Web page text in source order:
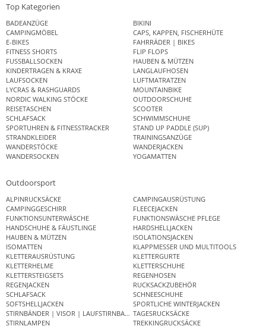
Top Kategorien
BADEANZÜGE
BIKINI
CAMPINGMÖBEL
CAPS, KAPPEN, FISCHERHÜTE
E-BIKES
FAHRRÄDER | BIKES
FITNESS SHORTS
FLIP FLOPS
FUSSBALLSOCKEN
HAUBEN & MÜTZEN
KINDERTRAGEN & KRAXE
LANGLAUFHOSEN
LAUFSOCKEN
LUFTMATRATZEN
LYCRAS & RASHGUARDS
MOUNTAINBIKE
NORDIC WALKING STÖCKE
OUTDOORSCHUHE
REISETASCHEN
SCOOTER
SCHLAFSACK
SCHWIMMSCHUHE
SPORTUHREN & FITNESSTRACKER
STAND UP PADDLE (SUP)
STRANDKLEIDER
TRAININGSANZÜGE
WANDERSTÖCKE
WANDERJACKEN
WANDERSOCKEN
YOGAMATTEN
Outdoorsport
ALPINRUCKSÄCKE
CAMPINGAUSRÜSTUNG
CAMPINGGESCHIRR
FLEECEJACKEN
FUNKTIONSUNTERWÄSCHE
FUNKTIONSWÄSCHE PFLEGE
HANDSCHUHE & FÄUSTLINGE
HARDSHELLJACKEN
HAUBEN & MÜTZEN
ISOLATIONSJACKEN
ISOMATTEN
KLAPPMESSER UND MULTITOOLS
KLETTERAUSRÜSTUNG
KLETTERGURTE
KLETTERHELME
KLETTERSCHUHE
KLETTERSTEIGSETS
REGENHOSEN
REGENJACKEN
RUCKSACKZUBEHÖR
SCHLAFSACK
SCHNEESCHUHE
SOFTSHELLJACKEN
SPORTLICHE WINTERJACKEN
STIRNBÄNDER | VISOR | LAUFSTIRNBANDTAGESRUCKSÄCKE
STIRNLAMPEN
TREKKINGRUCKSÄCKE